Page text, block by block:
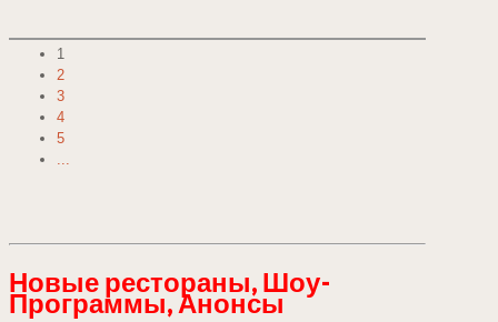
1
2
3
4
5
Новые рестораны, Шоу-
Программы, Анонсы